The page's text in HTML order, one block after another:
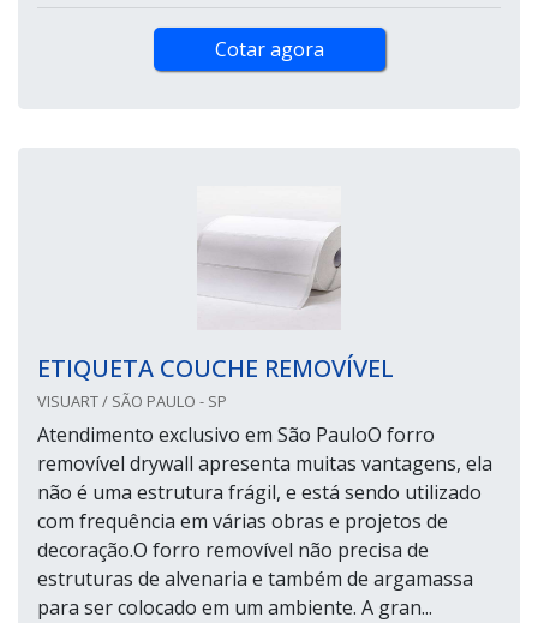
Cotar agora
ETIQUETA COUCHE REMOVÍVEL
VISUART / SÃO PAULO - SP
Atendimento exclusivo em São PauloO forro
removível drywall apresenta muitas vantagens, ela
não é uma estrutura frágil, e está sendo utilizado
com frequência em várias obras e projetos de
decoração.O forro removível não precisa de
estruturas de alvenaria e também de argamassa
para ser colocado em um ambiente. A gran...